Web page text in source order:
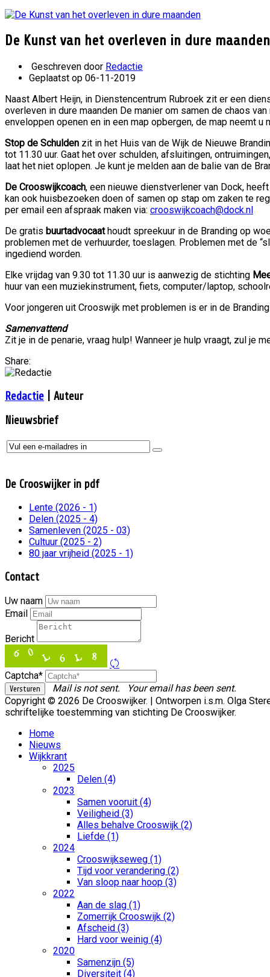
De Kunst van het overleven in dure maanden
Geschreven door Redactie
Geplaatst op 06-11-2019
Naast Albert Heijn, in Dienstencentrum Rubroek zit er een
overleven in dure maanden De manier om samen de chaos
enveloppen openen en in een map opbergen, de map neemt u
Stop de Schulden zit in het Huis van de Wijk de Nieuwe
tot 11.30 uur. Gaat het over schulden, afsluitingen,
laat het niet oplopen. Je kunt je melden aan de balie van de
De Crooswijkcoach, een nieuwe dienstverlener van Dock,
kan ook huisbezoeken doen of samen op stap om zaken te
per email een afspraak maken via: crooswijkcoach@dock.nl
De gratis buurtadvocaathoudt spreekuur in de Branding op
problemen met de verhuurder, toeslagen. Problemen met de
ingediend worden.
Elke vrijdag van 9.30 tot 11.30 uur is aanwezig de stichting
huur van een muziekinstrument, fiets, computer/laptop,
Voor jongeren uit Crooswijk met problemen is er in de
Samenvattend
Zit je in de penarie, vraag hulp! Wanneer je hulp vraagt, zul je
Share:
Redactie | Auteur
Nieuwsbrief
De Crooswijker in pdf
Lente (2026 - 1)
Delen (2025 - 4)
Samenleven (2025 - 03)
Cultuur (2025 - 2)
80 jaar vrijheid (2025 - 1)
Contact
Uw naam
Email
Bericht
Captcha*
Mail is not sent.
Your email has been sent.
Copyright © 2026 De Crooswijker. | Ontworpen i.s.m. Olga
schriftelijke toestemming van stichting De Crooswijker.
Home
Nieuws
Wijkkrant
2025
Delen (4)
2023
Samen vooruit (4)
Veiligheid (3)
Alles behalve Crooswijk (2)
Liefde (1)
2024
Crooswijkseweg (1)
Tijd voor verandering (2)
Van sloop naar hoop (3)
2022
Aan de slag (1)
Zomerrijk Crooswijk (2)
Afscheid (3)
Hard voor weinig (4)
2020
Samenzijn (5)
Diversiteit (4)